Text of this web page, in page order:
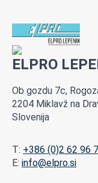
ELPRO
Ob gozdu 7c,
2204 Miklavž na
Slovenija
T: +386 (0)2 62 96
E: info@elpro.si